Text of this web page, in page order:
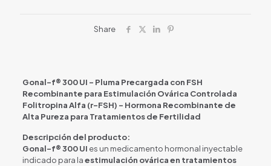
Share
Gonal-f® 300 UI – Pluma Precargada con FSH
Recombinante para Estimulación Ovárica Controlada
Folitropina Alfa (r-FSH) – Hormona Recombinante de
Alta Pureza para Tratamientos de Fertilidad
Descripción del producto:
Gonal-f® 300 UI es un medicamento hormonal inyectable
indicado para laestimulación ovárica en tratamientos